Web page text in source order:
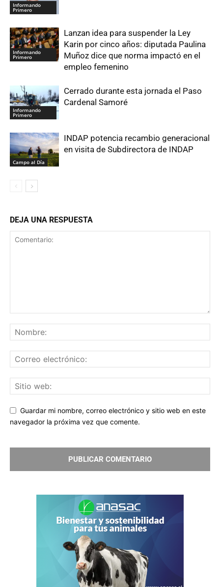
Informando
Primero
Informando
Primero
Lanzan idea para suspender la Ley
Karin por cinco años: diputada Paulina
Muñoz dice que norma impactó en el
empleo femenino
Informando
Primero
Cerrado durante esta jornada el Paso
Cardenal Samoré
Campo al Día
INDAP potencia recambio generacional
en visita de Subdirectora de INDAP
DEJA UNA RESPUESTA
Guardar mi nombre, correo electrónico y sitio web en este
navegador la próxima vez que comente.